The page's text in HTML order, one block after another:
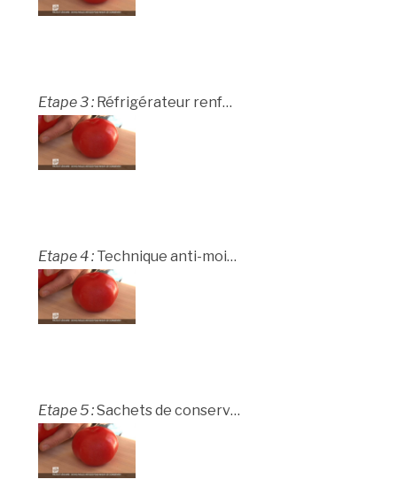
Etape 3 : Réfrigérateur renf…
Etape 4 : Technique anti-moi…
Etape 5 :Sachets de conserv…